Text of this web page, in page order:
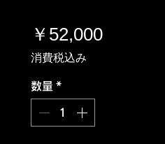
￥52,000価
消費税込み
数量 *